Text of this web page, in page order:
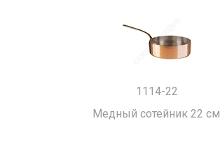
1114-22
Медный сотейник 22 см.